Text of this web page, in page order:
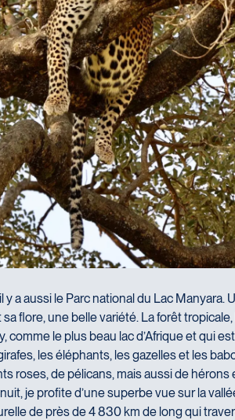
y a aussi le Parc national du Lac Manyara.
flore, une belle variété. La forêt
le plus beau lac d’Afrique et qui
les éléphants, les gazelles et les
roses, de pélicans, mais aussi de hérons
je profite d’une superbe vue sur la
de près de 4 830 km de long qui